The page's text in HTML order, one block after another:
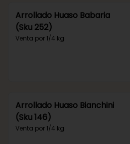
Arrollado Huaso Babaria
(Sku 252)
Venta por 1/4 kg.
Arrollado Huaso Bianchini
(Sku 146)
Venta por 1/4 kg.